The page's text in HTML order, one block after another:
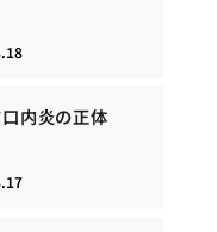
内炎の正体